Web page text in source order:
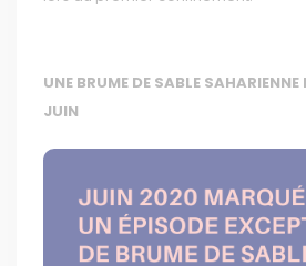
UNE BRUME DE SABLE
JUIN